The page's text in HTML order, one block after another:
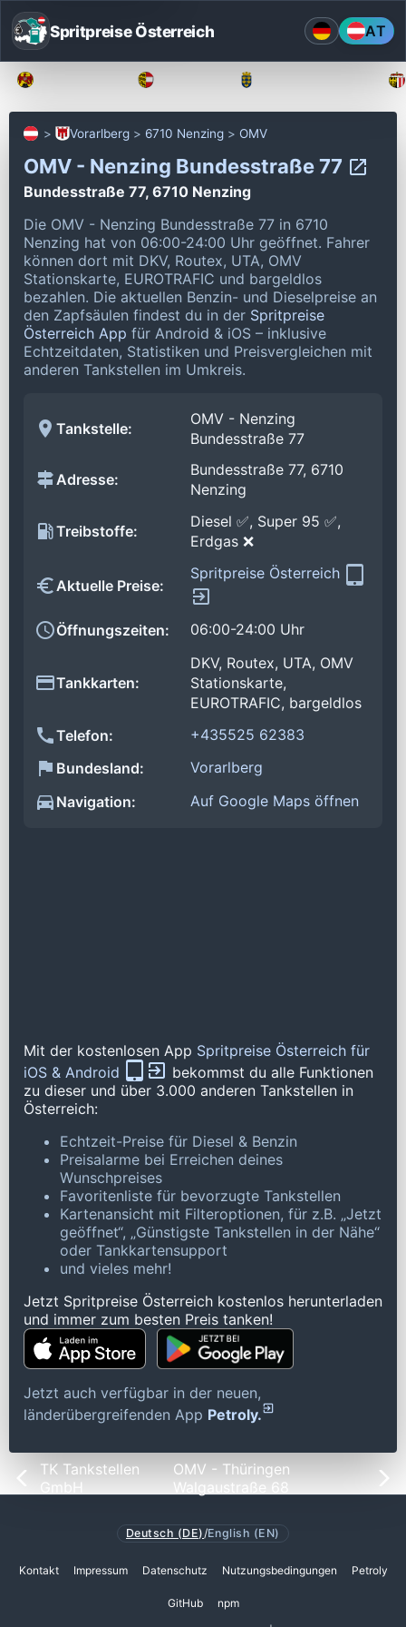
Spritpreise Österreich AT
Vorarlberg 6710 Nenzing OMV
OMV - Nenzing Bundesstraße 77
Bundesstraße 77, 6710 Nenzing
Die OMV - Nenzing Bundesstraße 77 in 6710
Nenzing hat von 06:00-24:00 Uhr geöffnet. Fahrer
können dort mit DKV, Routex, UTA, OMV
Stationskarte, EUROTRAFIC und bargeldlos
bezahlen. Die aktuellen Benzin- und Dieselpreise an
den Zapfsäulen findest du in der Spritpreise
Österreich App für Android & iOS – inklusive
Echtzeitdaten, Statistiken und Preisvergleichen mit
anderen Tankstellen im Umkreis.
Tankstelle:
OMV - Nenzing
Bundesstraße 77
Adresse:
Bundesstraße 77, 6710
Nenzing
Treibstoffe:
Diesel ✅, Super 95 ✅,
Erdgas ❌
Aktuelle Preise:
Spritpreise Österreich
Öffnungszeiten: 06:00-24:00 Uhr
Tankkarten:
DKV, Routex, UTA, OMV
Stationskarte,
EUROTRAFIC, bargeldlos
Telefon:
+435525 62383
Bundesland:
Vorarlberg
Navigation:
Auf Google Maps öffnen
Mit der kostenlosen App Spritpreise Österreich für
iOS & Android
bekommst du alle Funktionen
zu dieser und über 3.000 anderen Tankstellen in
Österreich:
Echtzeit-Preise für Diesel & Benzin
Preisalarme bei Erreichen deines
Wunschpreises
Favoritenliste für bevorzugte Tankstellen
Kartenansicht mit Filteroptionen, für z.B. „Jetzt
geöffnet“, „Günstigste Tankstellen in der Nähe“
oder Tankkartensupport
und vieles mehr!
Jetzt Spritpreise Österreich kostenlos herunterladen
und immer zum besten Preis tanken!
Jetzt auch verfügbar in der neuen,
länderübergreifenden App Petroly.
TK Tankstellen
GmbH
OMV - Thüringen
Walgaustraße 68
Deutsch (DE)/English (EN)
Kontakt Impressum Datenschutz Nutzungsbedingungen Petroly
GitHub npm